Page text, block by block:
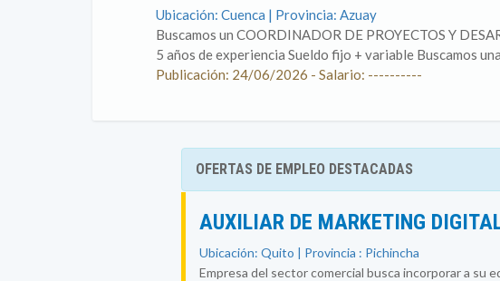
Ubicación: Cuenca | Provincia: Azuay
Buscamos un COORDINADOR DE PROYECTOS Y
5 años de experiencia Sueldo fijo + variable Buscamos
Publicación: 24/06/2026 - Salario: ----------
OFERTAS DE EMPLEO DESTACADAS
AUXILIAR DE MARKETING
Ubicación: Quito | Provincia : Pichincha
Empresa del sector comercial busca incorporar a su